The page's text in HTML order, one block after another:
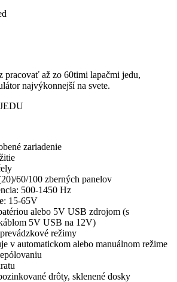
pracovať až zo 60timi lapačmi jedu,
najvýkonnejší na svete.
zariadenie
60/100 zberných panelov
500-1450 Hz
15-65V
alebo 5V USB zdrojom (s
5V USB na 12V)
režimy
v automatickom alebo manuálnom režime
drôty, sklenené dosky